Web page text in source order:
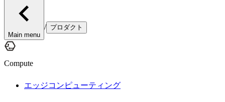
Main menu
/ プロダクト
Compute
エッジコンピューティング